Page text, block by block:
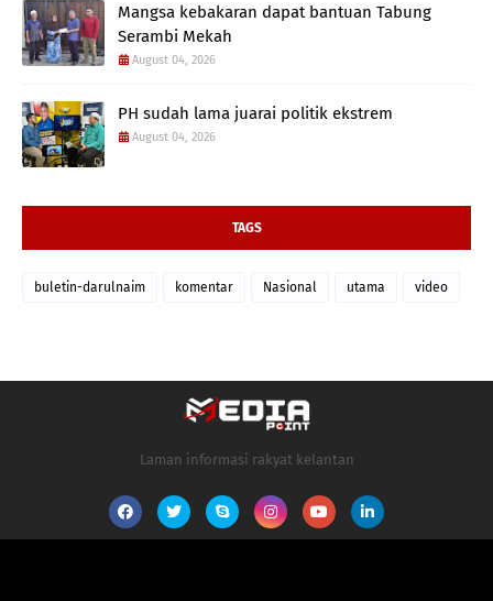
Mangsa kebakaran dapat bantuan Tabung
Serambi Mekah
August 04, 2026
PH sudah lama juarai politik ekstrem
August 04, 2026
TAGS
buletin-darulnaim komentar Nasional utama video
Laman informasi rakyat kelantan